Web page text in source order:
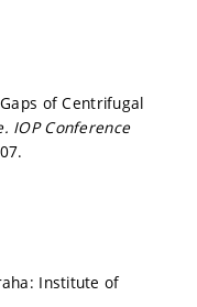
of Centrifugal
IOP Conference
Institute of